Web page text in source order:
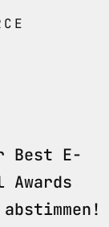
E-
Awards